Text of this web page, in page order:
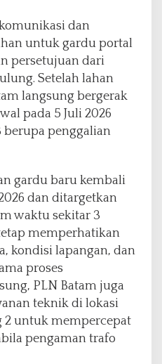
dan
untuk gardu portal
persetujuan dari
Setelah lahan
langsung bergerak
pada 5 Juli 2026
berupa penggalian
gardu baru kembali
dan ditargetkan
waktu sekitar 3
memperhatikan
kondisi lapangan, dan
proses
PLN Batam juga
teknik di lokasi
2 untuk mempercepat
pengaman trafo